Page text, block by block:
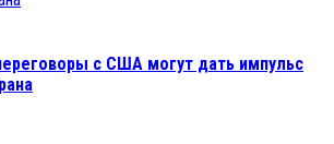
с США могут дать импульс